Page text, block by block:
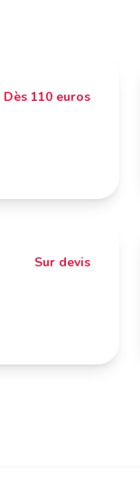
Dès 110 euros
Sur devis